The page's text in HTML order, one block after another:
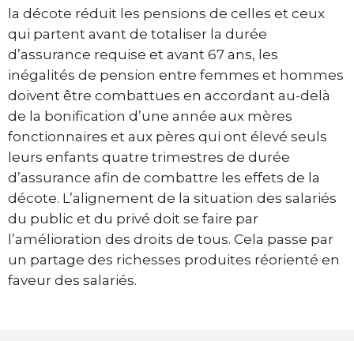
la décote réduit les pensions de celles et ceux
qui partent avant de totaliser la durée
d’assurance requise et avant 67 ans, les
inégalités de pension entre femmes et hommes
doivent être combattues en accordant au-delà
de la bonification d’une année aux mères
fonctionnaires et aux pères qui ont élevé seuls
leurs enfants quatre trimestres de durée
d’assurance afin de combattre les effets de la
décote. L’alignement de la situation des salariés
du public et du privé doit se faire par
l’amélioration des droits de tous. Cela passe par
un partage des richesses produites réorienté en
faveur des salariés.